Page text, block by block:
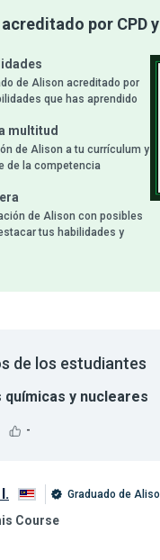
por CPD
de Alison acreditado por
que has aprendido
multitud
de Alison a tu currículum y
de la competencia
de Alison con posibles
tus habilidades y
de los estudiantes
y nucleares
-
Graduado de
Course